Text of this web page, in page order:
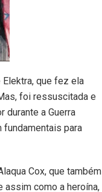
que fez ela
foi ressuscitada e
a Guerra
fundamentais para
Cox, que também
assim como a heroína,